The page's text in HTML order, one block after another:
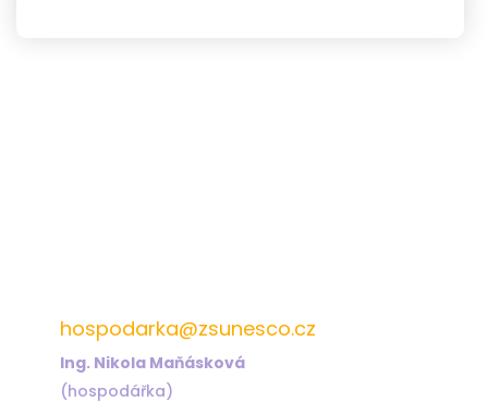
hospodarka@zsunesco.cz
Ing. Nikola Maňásková
(hospodářka)